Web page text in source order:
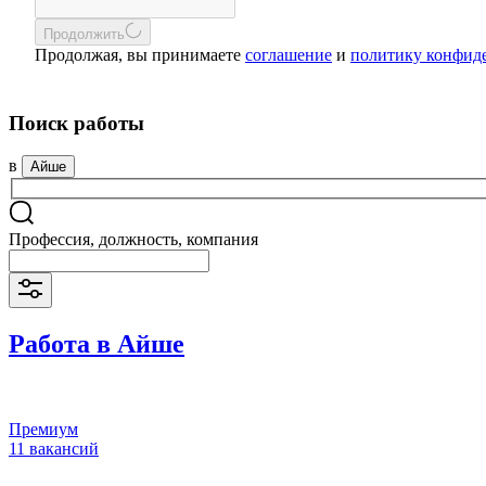
Продолжить
Продолжая, вы принимаете соглашение и политику
Поиск работы
в Айше
Профессия, должность, компания
Работа в Айше
Премиум
11 вакансий